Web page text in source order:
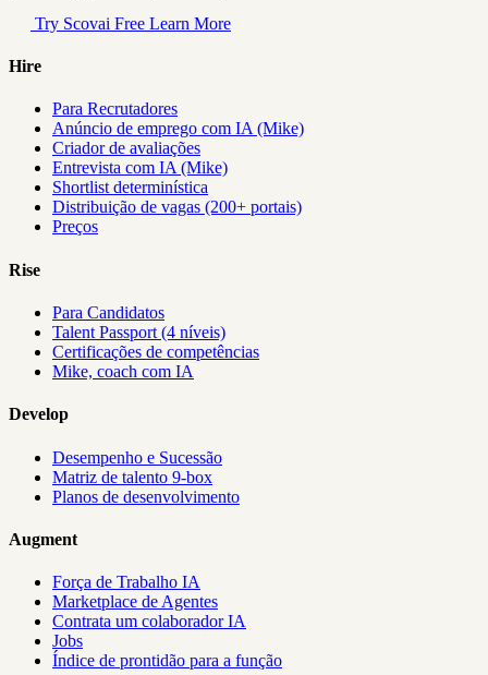
Try Scovai Free Learn More
Hire
Para Recrutadores
Anúncio de emprego com IA (Mike)
Criador de avaliações
Entrevista com IA (Mike)
Shortlist determinística
Distribuição de vagas (200+ portais)
Preços
Rise
Para Candidatos
Talent Passport (4 níveis)
Certificações de competências
Mike, coach com IA
Develop
Desempenho e Sucessão
Matriz de talento 9-box
Planos de desenvolvimento
Augment
Força de Trabalho IA
Marketplace de Agentes
Contrata um colaborador IA
Jobs
Índice de prontidão para a função